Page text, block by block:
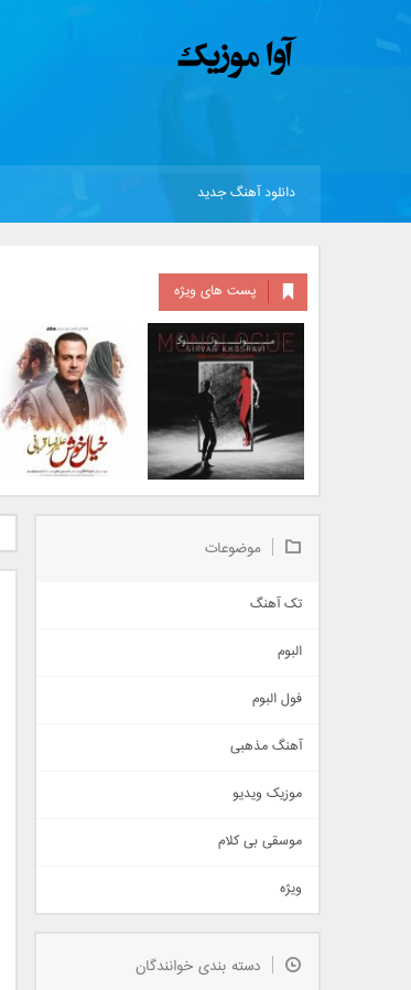
دانلود آهنگ جدید
پست های ویژه
خسروی بنام مونولوگ
دانلود آهنگ جدید علیرضا
موضوعات
تک آهنگ
اجتماعی
حماسی
سنتی
اهنگ بندرعباسی
دمو
مذهبی
جدیدترین ها
البوم
فول البوم
آهنگ مذهبی
موزیک ویدیو
موسقی بی کلام
ویژه
دسته بندی خوانندگان